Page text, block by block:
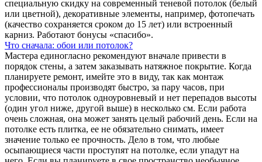
специальную скидку на современный теневой потолок (белый
или цветной), декоративные элементы, например, фотопечать
(качество сохраняется сроком до 15 лет) или встроенный
карниз. Работают бонусы «спасибо».
Что сначала: обои или потолок?
Мастера единогласно рекомендуют вначале привести в
порядок стены, а затем заказывать натяжное покрытие. Когда
планируете ремонт, имейте это в виду, так как монтаж
профессионалы производят быстро, за пару часов, при
условии, что потолок одноуровневый и нет перепадов высоты
(один угол ниже, другой выше) в несколько см. Если работа
очень сложная, она может занять целый рабочий день. Если на
потолке есть плитка, ее не обязательно снимать, имеет
значение только ее прочность. Дело в том, что любые
осыпающиеся части проступят на потолке, если упадут на